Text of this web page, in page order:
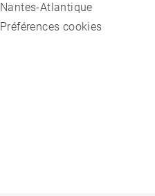
Nantes-Atlantique
Préférences cookies